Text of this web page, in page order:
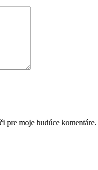
pre moje budúce komentáre.